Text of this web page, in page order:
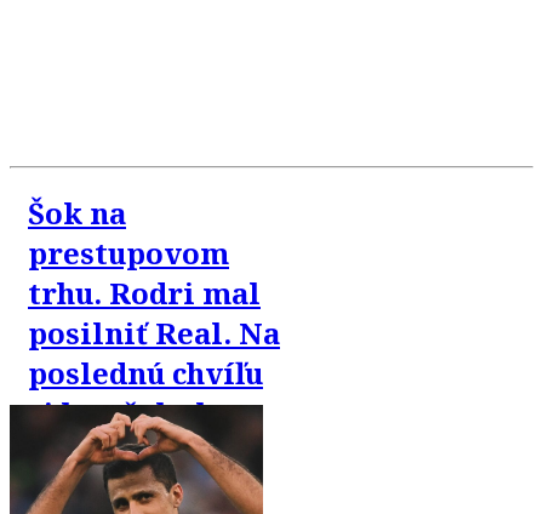
Šok na
prestupovom
trhu. Rodri mal
posilniť Real. Na
poslednú chvíľu
si ho však chce
„ukradnúť“
Barca